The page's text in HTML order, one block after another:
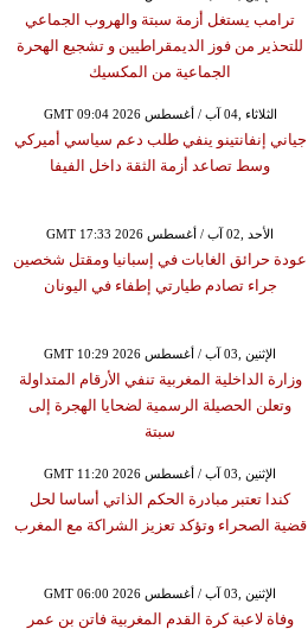
ترامب يستغل أزمة سبتة والهروب الجماعي
للتحذير من فوز الديمقراطيين و تشجيع الهحرة
الجماعية من المكسيك
GMT 09:04 2026 الثلاثاء ,04 آب / أغسطس
جياني إنفانتينو ينفي طلب دعم سياسي أميركي
وسط تصاعد أزمة الثقة داخل الفيفا
GMT 17:33 2026 الأحد ,02 آب / أغسطس
عودة حرائق الغابات في إسبانيا ومقتل شخصين
جراء تصادم طيارتي إطفاء في اليونان
GMT 10:29 2026 الإثنين ,03 آب / أغسطس
وزارة الداخلية المغربية تنفي الأرقام المتداولة
وتعلن الحصيلة الرسمية لضحايا الهجرة إلى
سبتة
GMT 11:20 2026 الإثنين ,03 آب / أغسطس
كندا تعتبر مبادرة الحكم الذاتي أساسا لحل
قضية الصحراء وتؤكد تعزيز الشراكة مع المغرب
GMT 06:00 2026 الإثنين ,03 آب / أغسطس
وفاة لاعبة كرة القدم المغربية فاتن بن عمر